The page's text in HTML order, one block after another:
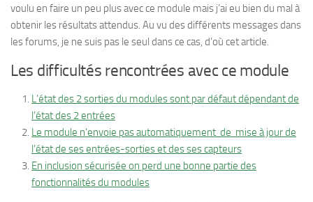
voulu en faire un peu plus avec ce module mais j’ai eu bien du mal à
obtenir les résultats attendus. Au vu des différents messages dans
les forums, je ne suis pas le seul dans ce cas, d’où cet article.
Les difficultés rencontrées avec ce module
L’état des 2 sorties du modules sont par défaut dépendant de
l’état des 2 entrées
Le module n’envoie pas automatiquement de mise à jour de
l’état de ses entrées-sorties et des ses capteurs
En inclusion sécurisée on perd une bonne partie des
fonctionnalités du modules